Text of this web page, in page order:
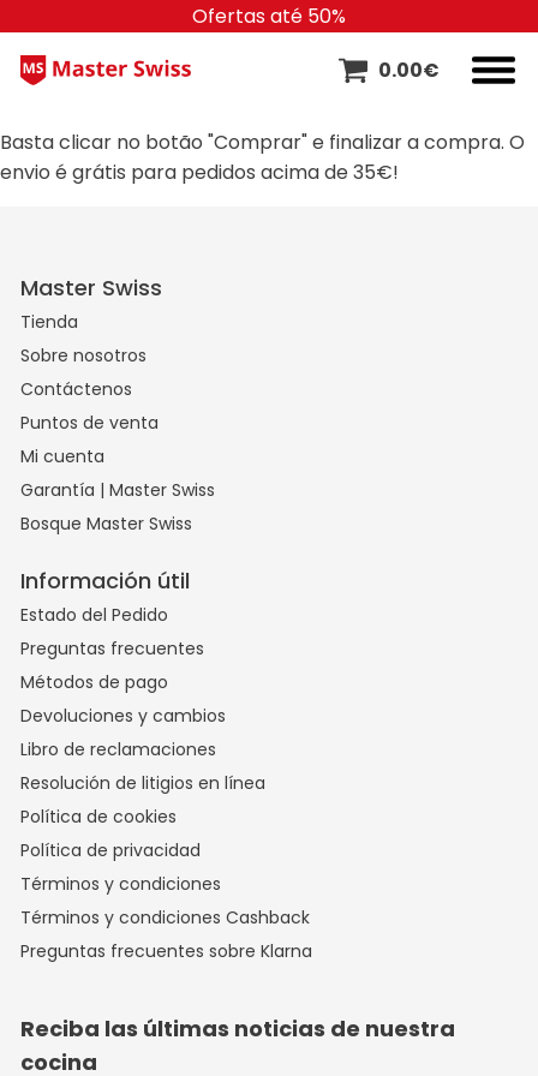
Ofertas até 50%
0.00€
Basta clicar no botão "Comprar" e finalizar a compra. O
envio é grátis para pedidos acima de 35€!
Master Swiss
Tienda
Sobre nosotros
Contáctenos
Puntos de venta
Mi cuenta
Garantía | Master Swiss
Bosque Master Swiss
Información útil
Estado del Pedido
Preguntas frecuentes
Métodos de pago
Devoluciones y cambios
Libro de reclamaciones
Resolución de litigios en línea
Política de cookies
Política de privacidad
Términos y condiciones
Términos y condiciones Cashback
Preguntas frecuentes sobre Klarna
Reciba las últimas noticias de nuestra
cocina